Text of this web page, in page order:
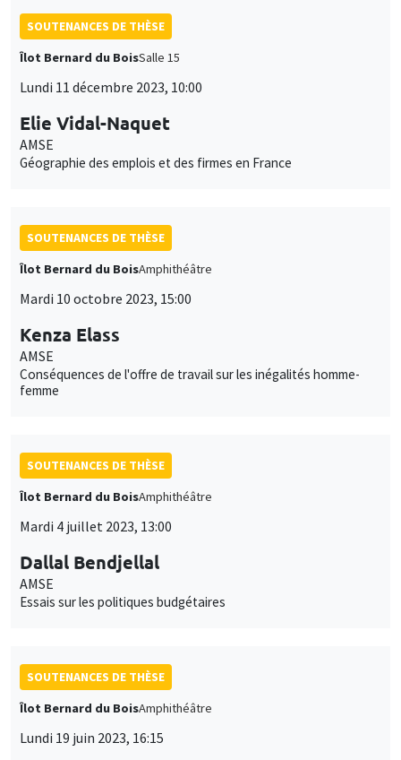
SOUTENANCES DE THÈSE
Îlot Bernard du BoisSalle 15
Lundi 11 décembre 2023, 10:00
Elie Vidal-Naquet
AMSE
Géographie des emplois et des firmes en France
SOUTENANCES DE THÈSE
Îlot Bernard du BoisAmphithéâtre
Mardi 10 octobre 2023, 15:00
Kenza Elass
AMSE
Conséquences de l'offre de travail sur les inégalités homme-
femme
SOUTENANCES DE THÈSE
Îlot Bernard du BoisAmphithéâtre
Mardi 4 juillet 2023, 13:00
Dallal Bendjellal
AMSE
Essais sur les politiques budgétaires
SOUTENANCES DE THÈSE
Îlot Bernard du BoisAmphithéâtre
Lundi 19 juin 2023, 16:15